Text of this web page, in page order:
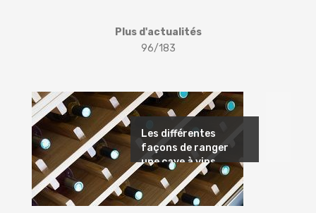
Plus d'actualités
96/183
Suivant
Les différentes
façons de ranger
une cave à vins